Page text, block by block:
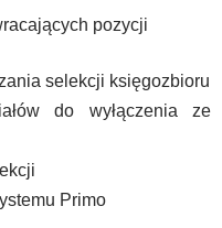
pozycji
selekcji księgozbioru
do wyłączenia ze
Primo